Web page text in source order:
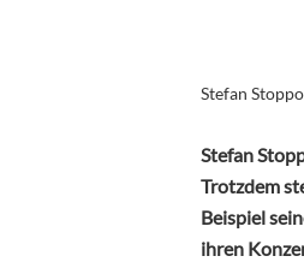
Stefan
Stefan
Trotzdem
Beispiel
ihren